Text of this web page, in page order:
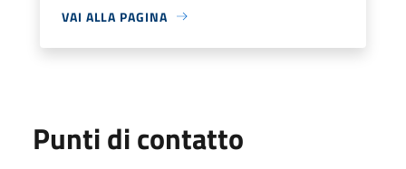
VAI ALLA PAGINA
Punti di contatto